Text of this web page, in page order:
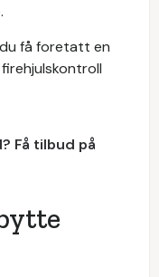
få foretatt en
Få tilbud på